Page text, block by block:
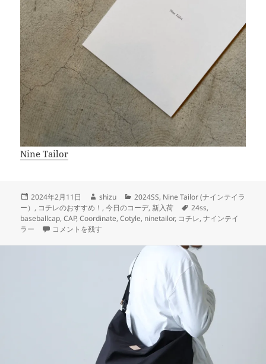
Nine Tailor
投
稿
日:
2024年2月11日
作
成
者
shizu
カ
テ
ゴ
2024SS, Nine Tailor (ナインテイラ
ー） , コチレのおすすめ！ ,今日のコーデ, 新入荷
タ
グ
24ss,
baseballcap,CAP,Coordinate,Cotyle, ninetailor, コチレ,ナインテイ
ラー
春のスタイリングに【Nine Tailor】 に
コメントを残す